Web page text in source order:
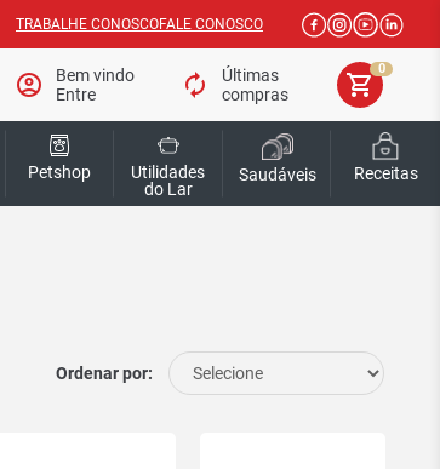
TRABALHE CONOSCOFALE CONOSCO
account_circle
Bem vindo
Entre
autorenew
Últimas
compras
shopping_cart
0
Petshop
Utilidades
do Lar
Saudáveis Receitas
Ordenar por: